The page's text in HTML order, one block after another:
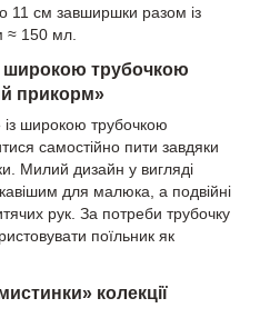
11 см завширшки разом із
≈ 150 мл.
широкою трубочкою
прикорм»
із широкою трубочкою
самостійно пити завдяки
Милий дизайн у вигляді
для малюка, а подвійні
рук. За потреби трубочку
поїльник як
колекції